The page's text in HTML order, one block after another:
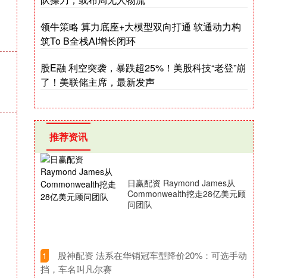
领牛策略 算力底座+大模型双向打通 软通动力构
筑To B全栈AI增长闭环
股E融 利空突袭，暴跌超25%！美股科技“老登”崩
了！美联储主席，最新发声
推荐资讯
日赢配资 Raymond James从
Commonwealth挖走28亿美元顾
问团队
1
​股神配资 法系在华销冠车型降价20%：可选手动
挡，车名叫凡尔赛